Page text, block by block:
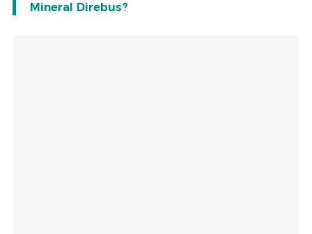
Mineral Direbus?